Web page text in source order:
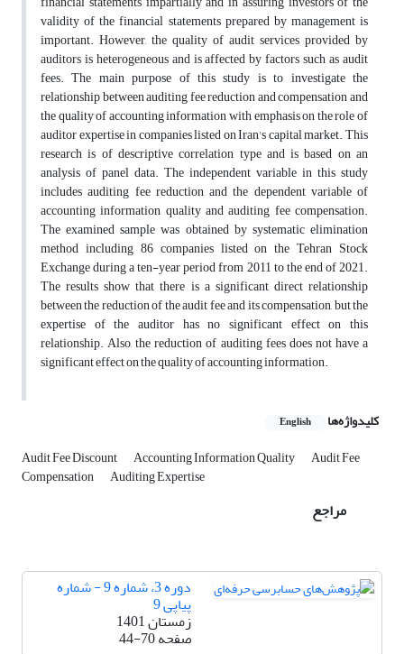
validity of the financial statements prepared by management is
important. However, the quality of audit services provided by
auditors is heterogeneous and is affected by factors such as audit
fees. The main purpose of this study is to investigate the
relationship between auditing fee reduction and compensation and
the quality of accounting information with emphasis on the role of
auditor expertise in companies listed on Iran's capital market. This
research is of descriptive correlation type and is based on an
analysis of panel data. The independent variable in this study
includes auditing fee reduction and the dependent variable of
accounting information quality and auditing fee compensation.
The examined sample was obtained by systematic elimination
method including 86 companies listed on the Tehran Stock
Exchange during a ten-year period from 2011 to the end of 2021.
The results show that there is a significant direct relationship
between the reduction of the audit fee and its compensation, but the
expertise of the auditor has no significant effect on this
relationship. Also, the reduction of auditing fees does not have a
significant effect on the quality of accounting information.
کلیدواژه‌ها English
Audit Fee Discount Accounting Information Quality Audit Fee
Compensation Auditing Expertise
مراجع
دوره 3، شماره 9 - شماره
پیاپی 9
زمستان 1401
صفحه44-70